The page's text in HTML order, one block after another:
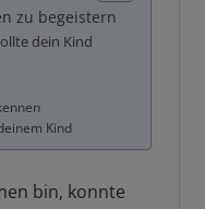
zu begeistern
dein Kind
Kind
bin, konnte